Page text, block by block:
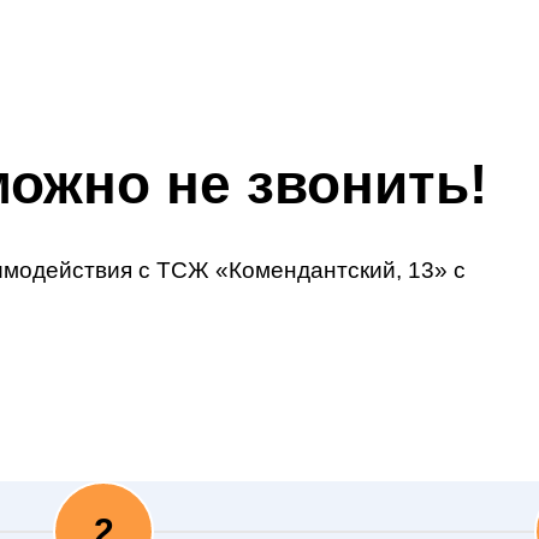
с ТСЖ «Комендантский, 13» с
не звонить!